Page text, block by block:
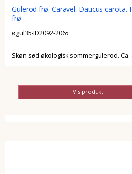
Gulerod frø. Caravel. Daucus carota.
frø
øgul35-ID2092-2065
Skøn sød økologisk sommergulerod. Ca.
Vis produkt